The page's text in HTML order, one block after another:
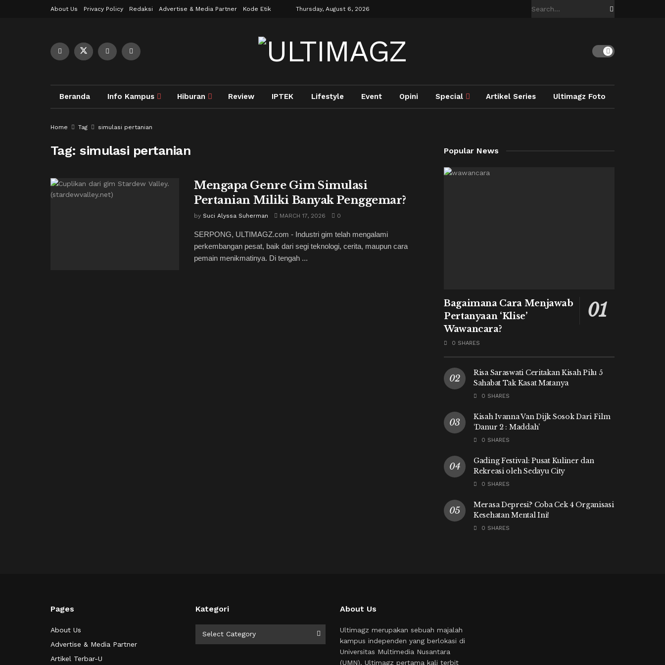
About Us Privacy Policy Redaksi Advertise & Media Partner Kode Etik Thursday, August 6, 2026
Beranda Info Kampus Hiburan Review IPTEK Lifestyle Event Opini Special Artikel Series Ultimagz Foto
Home Tag simulasi pertanian
Tag:simulasi pertanian
Mengapa Genre Gim Simulasi
Pertanian Miliki Banyak Penggemar?
by Suci Alyssa Suherman MARCH 17, 2026 0
SERPONG, ULTIMAGZ.com - Industri gim telah mengalami
perkembangan pesat, baik dari segi teknologi, cerita, maupun cara
pemain menikmatinya. Di tengah ...
Popular News
Bagaimana Cara Menjawab
Pertanyaan ‘Klise’
Wawancara?
0 SHARES
Risa Saraswati Ceritakan Kisah Pilu 5
Sahabat Tak Kasat Matanya
0 SHARES
Kisah Ivanna Van Dijk Sosok Dari Film
‘Danur 2 : Maddah’
0 SHARES
Gading Festival: Pusat Kuliner dan
Rekreasi oleh Sedayu City
0 SHARES
Merasa Depresi? Coba Cek 4 Organisasi
Kesehatan Mental Ini!
0 SHARES
Pages
About Us
Advertise & Media Partner
Artikel Terbar-U
Kategori
Select Category
About Us
Ultimagz merupakan sebuah majalah
kampus independen yang berlokasi di
Universitas Multimedia Nusantara
(UMN). Ultimagz pertama kali terbit